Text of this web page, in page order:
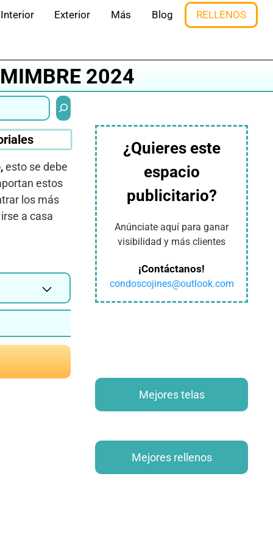
Interior Exterior Más Blog RELLENOS
2024
Buscar
esto se debe
estos
los más
a casa
¿Quieres este
espacio
publicitario?
Anúnciate aquí para ganar
visibilidad y más clientes
¡Contáctanos!
condoscojines@outlook.com
Mejores telas
Mejores rellenos